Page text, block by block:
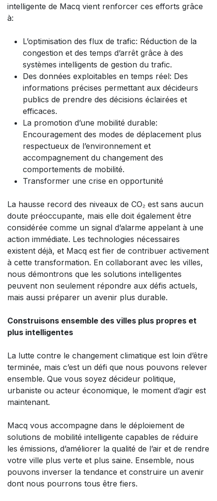
intelligente de Macq vient renforcer ces efforts grâce
à:
L’optimisation des flux de trafic: Réduction de la
congestion et des temps d’arrêt grâce à des
systèmes intelligents de gestion du trafic.
Des données exploitables en temps réel: Des
informations précises permettant aux décideurs
publics de prendre des décisions éclairées et
efficaces.
La promotion d’une mobilité durable:
Encouragement des modes de déplacement plus
respectueux de l’environnement et
accompagnement du changement des
comportements de mobilité.
Transformer une crise en opportunité​
La hausse record des niveaux de CO₂ est sans aucun
doute préoccupante, mais elle doit également être
considérée comme un signal d’alarme appelant à une
action immédiate. Les technologies nécessaires
existent déjà, et Macq est fier de contribuer activement
à cette transformation. En collaborant avec les villes,
nous démontrons que les solutions intelligentes
peuvent non seulement répondre aux défis actuels,
mais aussi préparer un avenir plus durable.
Construisons ensemble des villes plus propres et
plus intelligentes​
La lutte contre le changement climatique est loin d’être
terminée, mais c’est un défi que nous pouvons relever
ensemble. Que vous soyez décideur politique,
urbaniste ou acteur économique, le moment d’agir est
maintenant.​
Macq vous accompagne dans le déploiement de
solutions de mobilité intelligente capables de réduire
les émissions, d’améliorer la qualité de l’air et de rendre
votre ville plus verte et plus saine. Ensemble, nous
pouvons inverser la tendance et construire un avenir
dont nous pourrons tous être fiers.